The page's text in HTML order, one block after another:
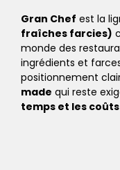
Gran Chef est la
fraîches farcies)
monde des
ingrédients et
positionnement
made qui reste
temps et les coûts